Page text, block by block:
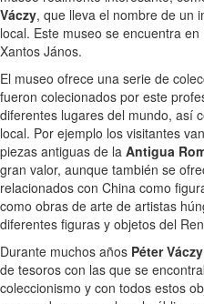
Váczy, que lleva el nombre de un
local. Este museo se encuentra
Xantos János.
El museo ofrece una serie de
fueron colecionados por este
diferentes lugares del mundo, así
local. Por ejemplo los visitantes
piezas antiguas de la Antigua
gran valor, aunque también se
relacionados con China como
como obras de arte de artistas
diferentes figuras y objetos del
Durante muchos años Péter Váczy
de tesoros con las que se
coleccionismo y con todos estos